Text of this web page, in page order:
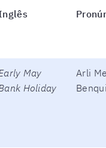
May
Holiday
Arli